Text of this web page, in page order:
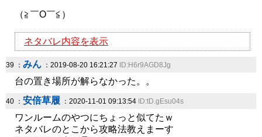
（≧￣O￣≦）
ネタバレ内容を表示
39 ： みん ：2019-08-20 16:21:27 ID:H6r9AGD8Jg
台の置き場所が解らなかった。。
40 ： 安倍草履 ：2020-11-01 09:13:54 ID:tD.gEsu04s
ワンルームのやつにちょっと似てたｗ
ネタバレのとこから攻略法教えまーす